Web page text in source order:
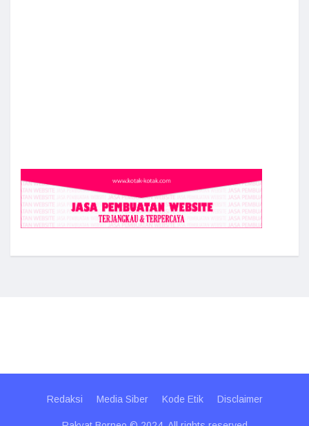
Redaksi Media Siber Kode Etik Disclaimer